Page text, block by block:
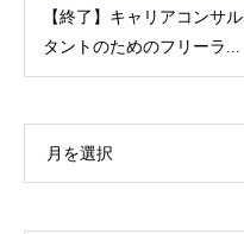
【終了】キャリアコンサル
タントのためのフリーラ...
月を選択